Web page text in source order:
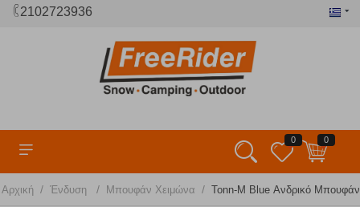
2102723936
0 0
Αρχική / Ένδυση / Μπουφάν Χειμώνα / Tonn-M Blue Ανδρικό